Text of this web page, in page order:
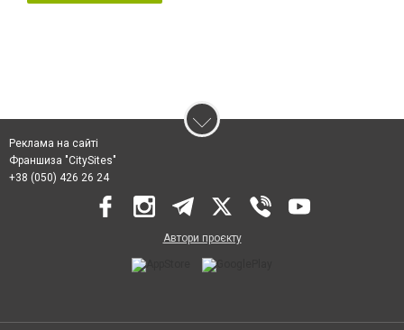
Реклама на сайті
Франшиза "CitySites"
+38 (050) 426 26 24
Автори проєкту